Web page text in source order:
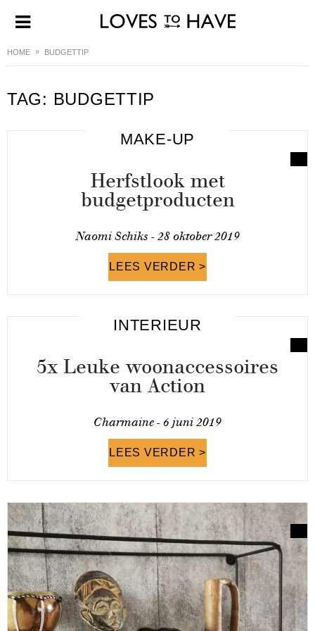
HOME BUDGETTIP
TAG: BUDGETTIP
MAKE-UP
Herfstlook met
budgetproducten
Naomi Schiks - 28 oktober 2019
LEES VERDER >
INTERIEUR
5x Leuke woonaccessoires
van Action
Charmaine - 6 juni 2019
LEES VERDER >